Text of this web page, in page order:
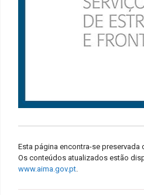
Esta página encontra-se
Os conteúdos atualizados estão
www.aima.gov.pt.